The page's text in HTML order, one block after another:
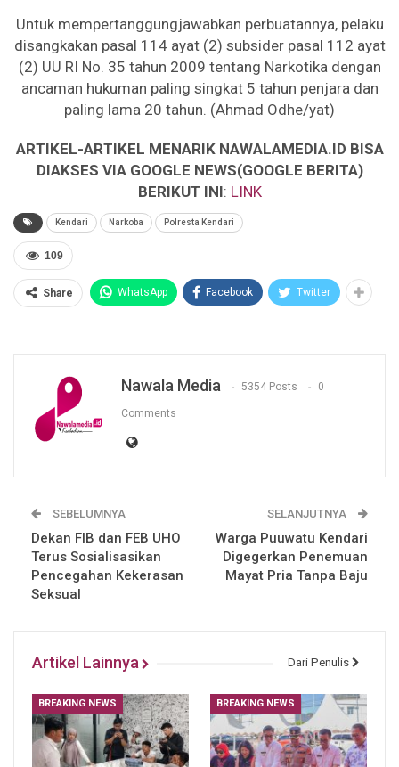
Untuk mempertanggungjawabkan perbuatannya, pelaku
disangkakan pasal 114 ayat (2) subsider pasal 112 ayat
(2) UU RI No. 35 tahun 2009 tentang Narkotika dengan
ancaman hukuman paling singkat 5 tahun penjara dan
paling lama 20 tahun. (Ahmad Odhe/yat)
ARTIKEL-ARTIKEL MENARIK NAWALAMEDIA.ID BISA
DIAKSES VIA GOOGLE NEWS(GOOGLE BERITA)
BERIKUT INI: LINK
Kendari Narkoba Polresta Kendari
109
Share WhatsApp Facebook Twitter
Nawala Media 5354 Posts 0
Comments
SEBELUMNYA
Dekan FIB dan FEB UHO
Terus Sosialisasikan
Pencegahan Kekerasan
Seksual
SELANJUTNYA
Warga Puuwatu Kendari
Digegerkan Penemuan
Mayat Pria Tanpa Baju
Artikel Lainnya Dari Penulis
BREAKING NEWS BREAKING NEWS